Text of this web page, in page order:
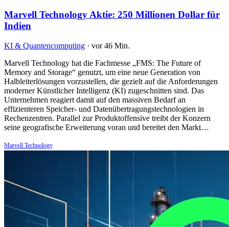
Marvell Technology Aktie: 250 Millionen Dollar für
Indien
KI & Quantencomputing · vor 46 Min.
Marvell Technology hat die Fachmesse „FMS: The Future of
Memory and Storage“ genutzt, um eine neue Generation von
Halbleiterlösungen vorzustellen, die gezielt auf die Anforderungen
moderner Künstlicher Intelligenz (KI) zugeschnitten sind. Das
Unternehmen reagiert damit auf den massiven Bedarf an
effizienteren Speicher- und Datenübertragungstechnologien in
Rechenzentren. Parallel zur Produktoffensive treibt der Konzern
seine geografische Erweiterung voran und bereitet den Markt…
Marvell Technology